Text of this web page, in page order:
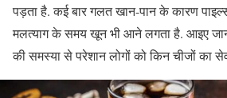
पड़ता है. कई बार गलत खान-पान के कारण
मलत्याग के समय खून भी आने लगता है. आइए
की समस्या से परेशान लोगों को किन चीजों का